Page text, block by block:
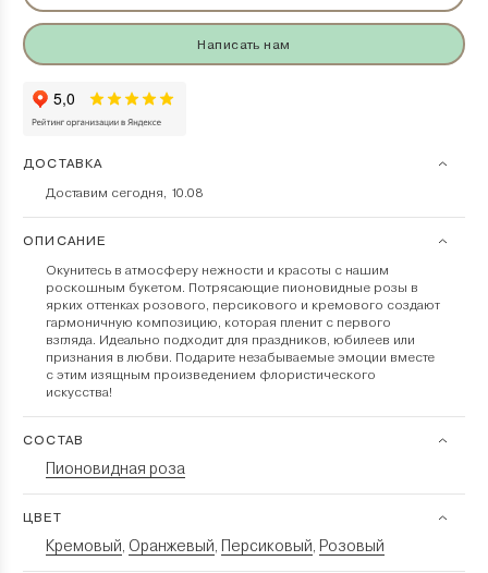
Написать нам
ДОСТАВКА
Доставим сегодня, 10.08
ОПИСАНИЕ
Окунитесь в атмосферу нежности и красоты с нашим
роскошным букетом. Потрясающие пионовидные розы в
ярких оттенках розового, персикового и кремового создают
гармоничную композицию, которая пленит с первого
взгляда. Идеально подходит для праздников, юбилеев или
признания в любви. Подарите незабываемые эмоции вместе
с этим изящным произведением флористического
искусства!
СОСТАВ
Пионовидная роза
ЦВЕТ
Кремовый, Оранжевый, Персиковый, Розовый